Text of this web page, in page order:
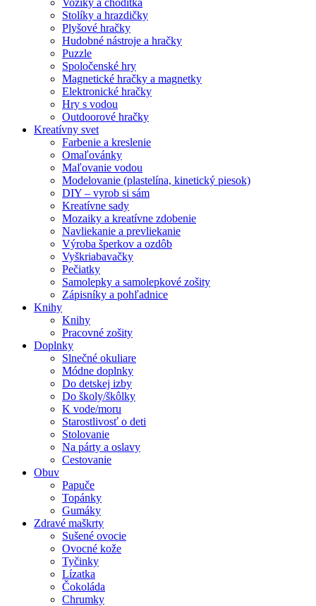
Stolíky a hrazdičky
Plyšové hračky
Hudobné nástroje a hračky
Puzzle
Spoločenské hry
Magnetické hračky a magnetky
Elektronické hračky
Hry s vodou
Outdoorové hračky
Kreatívny svet
Farbenie a kreslenie
Omaľovánky
Maľovanie vodou
Modelovanie (plastelína, kinetický piesok)
DIY – vyrob si sám
Kreatívne sady
Mozaiky a kreatívne zdobenie
Navliekanie a prevliekanie
Výroba šperkov a ozdôb
Vyškriabavačky
Pečiatky
Samolepky a samolepkové zošity
Zápisníky a pohľadnice
Knihy
Knihy
Pracovné zošity
Doplnky
Slnečné okuliare
Módne doplnky
Do detskej izby
Do školy/škôlky
K vode/moru
Starostlivosť o deti
Stolovanie
Na párty a oslavy
Cestovanie
Obuv
Papuče
Topánky
Gumáky
Zdravé maškrty
Sušené ovocie
Ovocné kože
Tyčinky
Lízatka
Čokoláda
Chrumky